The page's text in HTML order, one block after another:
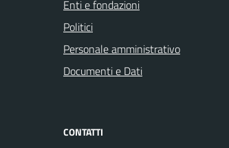
Enti e fondazioni
Politici
Personale amministrativo
Documenti e Dati
CONTATTI